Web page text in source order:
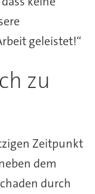
geleistet!“
zu
Zeitpunkt
dem
durch